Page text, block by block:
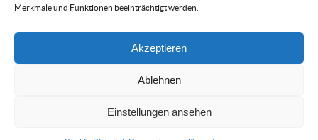
Merkmale und Funktionen beeinträchtigt werden.
Akzeptieren
Ablehnen
Einstellungen ansehen